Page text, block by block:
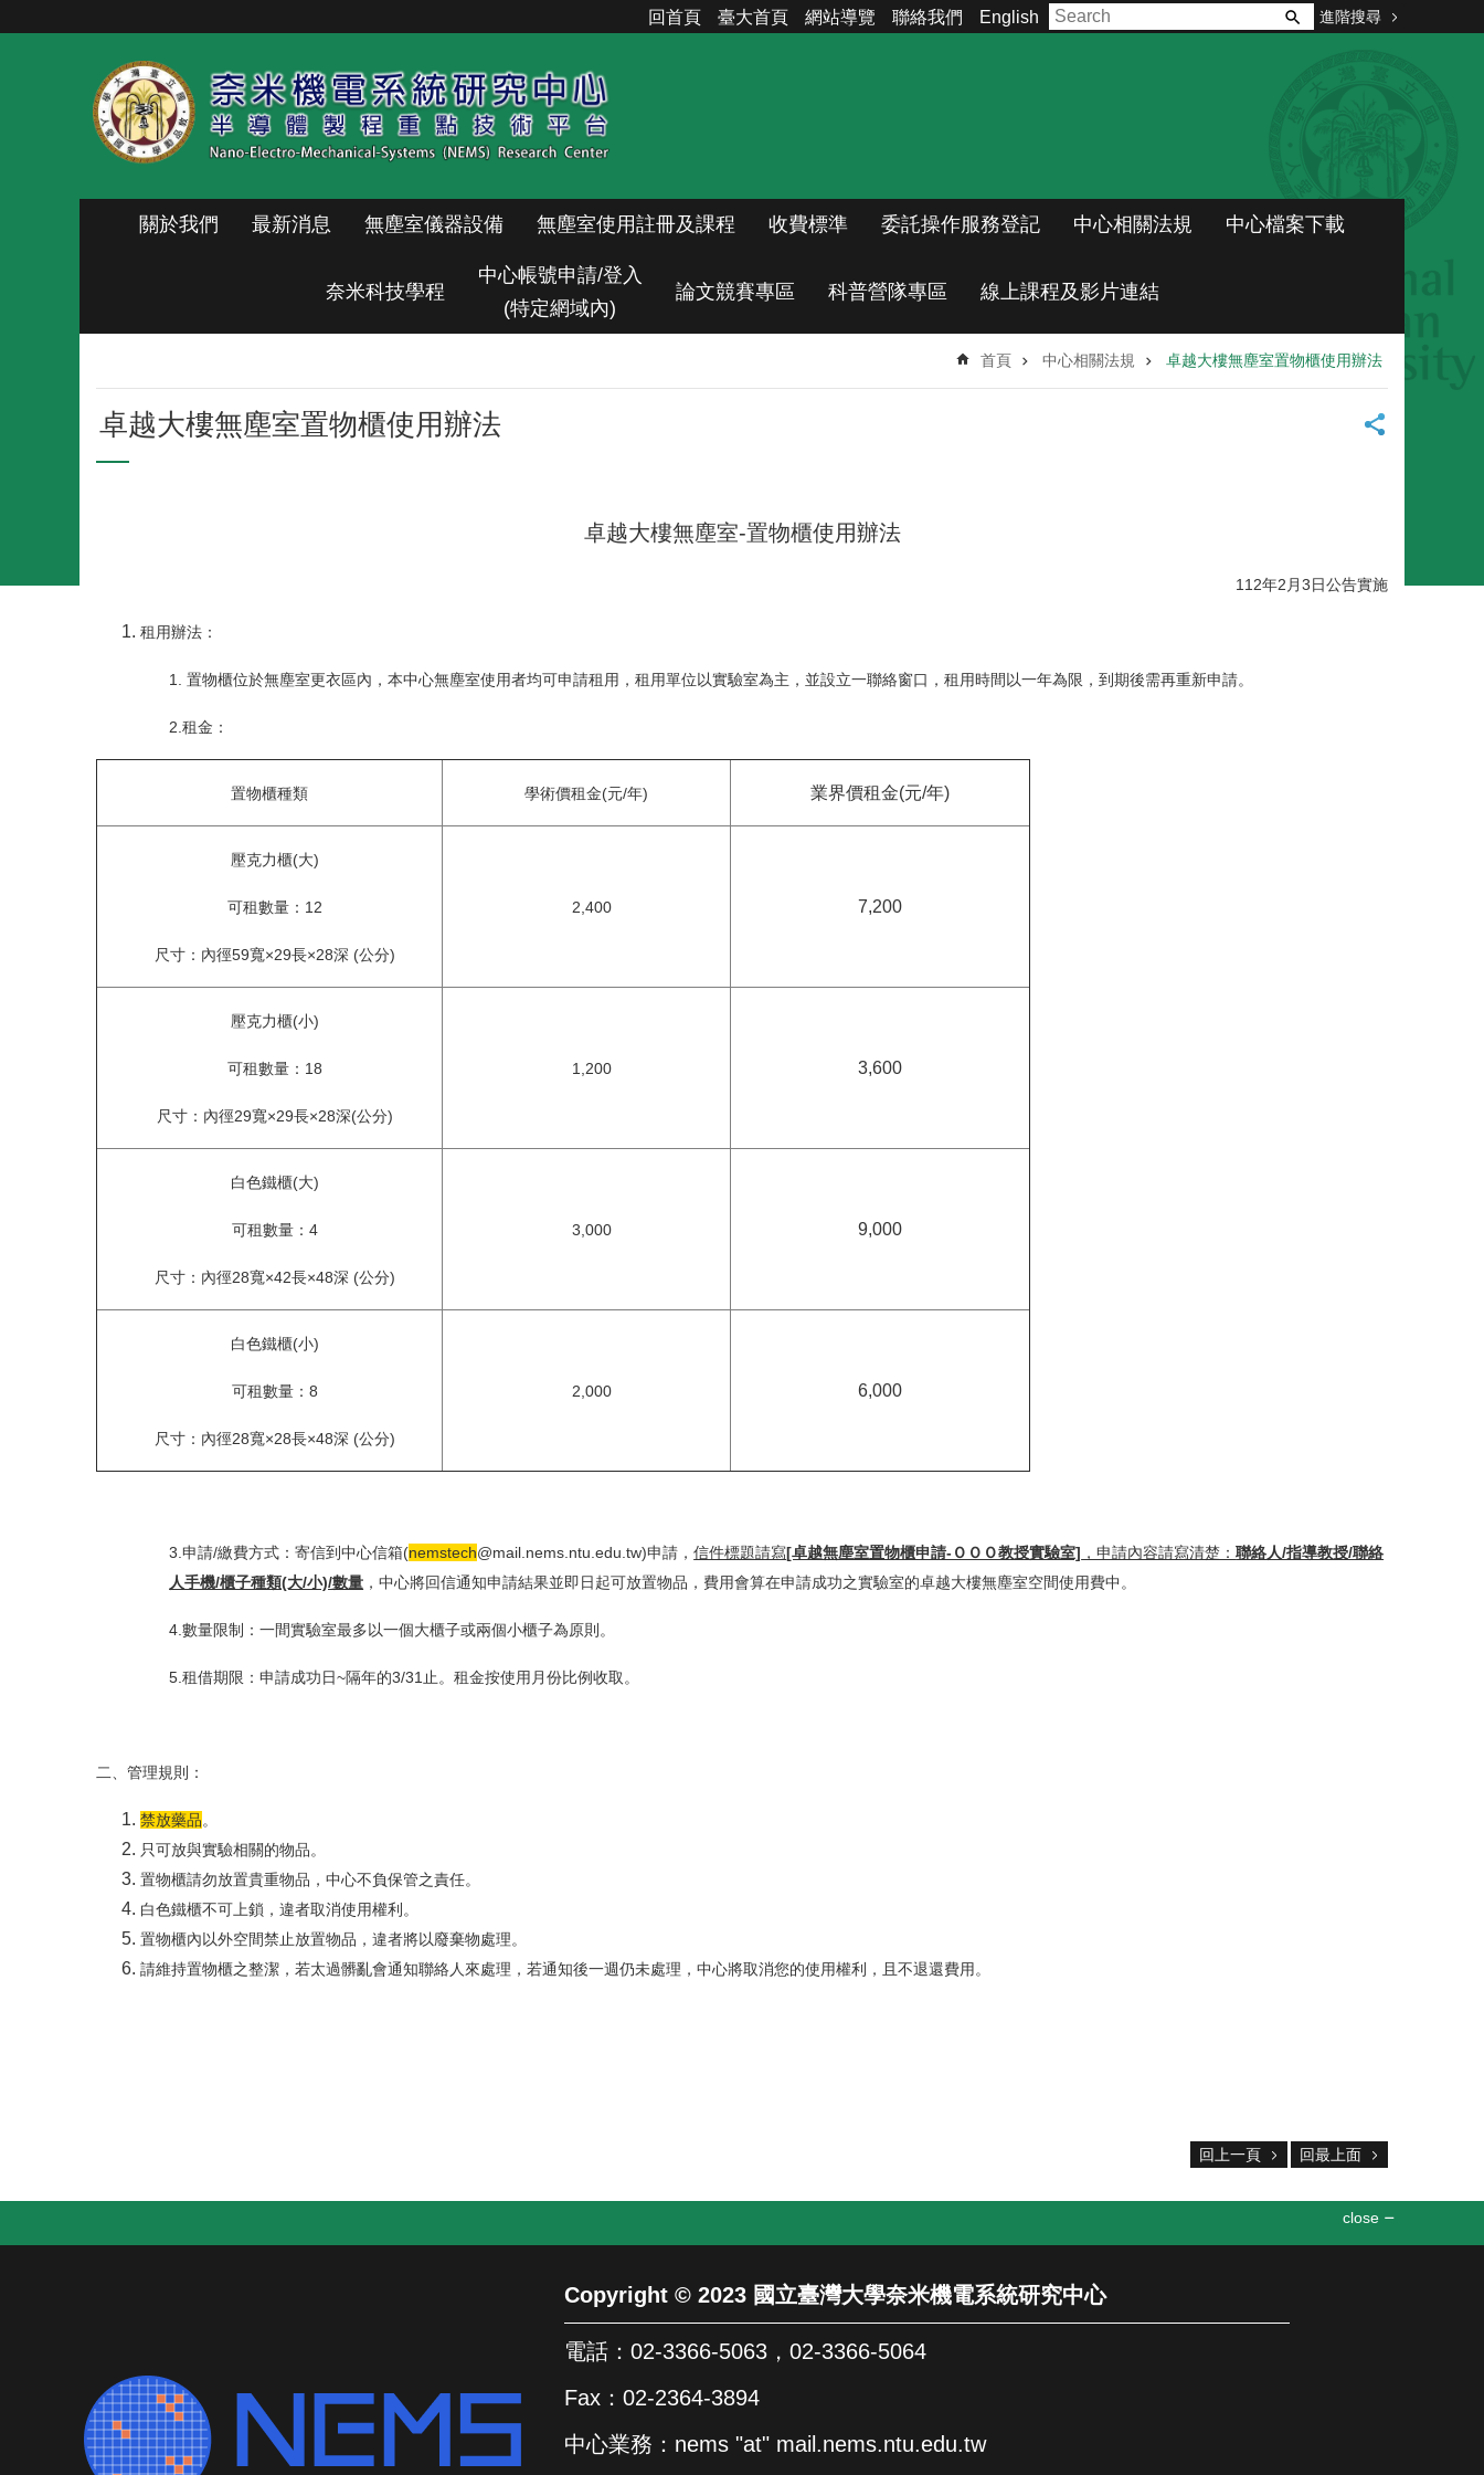
回首頁 臺大首頁 網站導覽 聯絡我們 English 進階搜尋
關於我們 最新消息 無塵室儀器設備 無塵室使用註冊及課程 收費標準 委託操作服務登記 中心相關法規 中心檔案下載
奈米科技學程
中心帳號申請/登入
(特定網域內)
論文競賽專區 科普營隊專區 線上課程及影片連結
首頁 中心相關法規 卓越大樓無塵室置物櫃使用辦法
卓越大樓無塵室置物櫃使用辦法
卓越大樓無塵室-置物櫃使用辦法
112年2月3日公告實施
租用辦法：
1. 置物櫃位於無塵室更衣區內，本中心無塵室使用者均可申請租用，租用單位以實驗室為主，並設立一聯絡窗口，租用時間以一年為限，到期後需再重新申請。
2.租金：
置物櫃種類 學術價租金(元/年) 業界價租金(元/年)
壓克力櫃(大)
可租數量：12
尺寸：內徑59寬×29長×28深 (公分)
2,400 7,200
壓克力櫃(小)
可租數量：18
尺寸：內徑29寬×29長×28深(公分)
1,200 3,600
白色鐵櫃(大)
可租數量：4
尺寸：內徑28寬×42長×48深 (公分)
3,000 9,000
白色鐵櫃(小)
可租數量：8
尺寸：內徑28寬×28長×48深 (公分)
2,000 6,000
3.申請/繳費方式：寄信到中心信箱(nemstech@mail.nems.ntu.edu.tw)申請，信件標題請寫[卓越無塵室置物櫃申請-ＯＯＯ教授實驗室] ，申請內容請寫清楚：聯絡人/指導教授/聯絡
人手機/櫃子種類(大/小)/數量 ，中心將回信通知申請結果並即日起可放置物品，費用會算在申請成功之實驗室的卓越大樓無塵室空間使用費中。
4.數量限制：一間實驗室最多以一個大櫃子或兩個小櫃子為原則。
5.租借期限：申請成功日~隔年的3/31止。租金按使用月份比例收取。
二、管理規則：
禁放藥品。
只可放與實驗相關的物品。
置物櫃請勿放置貴重物品，中心不負保管之責任。
白色鐵櫃不可上鎖，違者取消使用權利。
置物櫃內以外空間禁止放置物品，違者將以廢棄物處理。
請維持置物櫃之整潔，若太過髒亂會通知聯絡人來處理，若通知後一週仍未處理，中心將取消您的使用權利，且不退還費用。
回上一頁 回最上面
close
Copyright © 2023 國立臺灣大學奈米機電系統研究中心
電話：02-3366-5063，02-3366-5064
Fax：02-2364-3894
中心業務：nems "at" mail.nems.ntu.edu.tw